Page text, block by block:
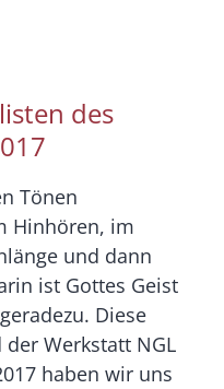
des
Tönen
Hinhören, im
und dann
ist Gottes Geist
Diese
Werkstatt NGL
haben wir uns